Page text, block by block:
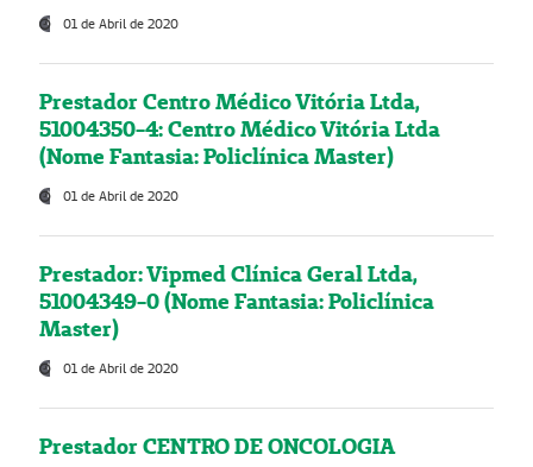
01 de Abril de 2020
Prestador Centro Médico Vitória Ltda,
51004350-4: Centro Médico Vitória Ltda
(Nome Fantasia: Policlínica Master)
01 de Abril de 2020
Prestador: Vipmed Clínica Geral Ltda,
51004349-0 (Nome Fantasia: Policlínica
Master)
01 de Abril de 2020
Prestador CENTRO DE ONCOLOGIA